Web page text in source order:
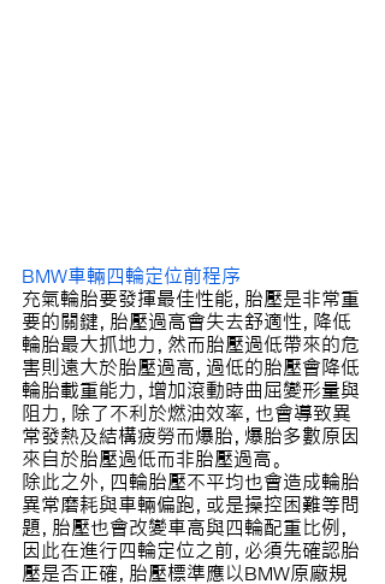
BMW車輛四輪定位前程序
充氣輪胎要發揮最佳性能，胎壓是非常重
要的關鍵，胎壓過高會失去舒適性，降低
輪胎最大抓地力，然而胎壓過低帶來的危
害則遠大於胎壓過高，過低的胎壓會降低
輪胎載重能力，增加滾動時曲屈變形量與
阻力，除了不利於燃油效率，也會導致異
常發熱及結構疲勞而爆胎，爆胎多數原因
來自於胎壓過低而非胎壓過高。
除此之外，四輪胎壓不平均也會造成輪胎
異常磨耗與車輛偏跑，或是操控困難等問
題，胎壓也會改變車高與四輪配重比例，
因此在進行四輪定位之前，必須先確認胎
壓是否正確，胎壓標準應以BMW原廠規